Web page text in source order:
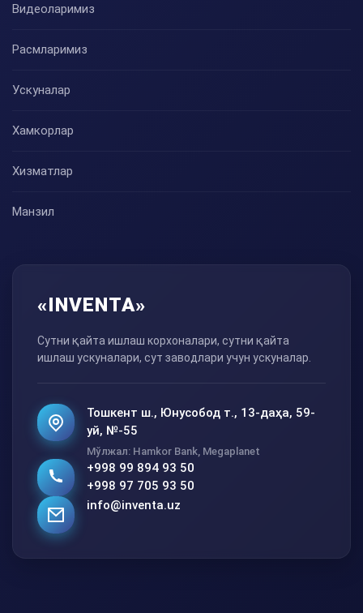
Видеоларимиз
Расмларимиз
Ускуналар
Хамкорлар
Хизматлар
Манзил
«INVENTA»
Сутни қайта ишлаш корхоналари, сутни қайта
ишлаш ускуналари, сут заводлари учун ускуналар.
Тошкент ш., Юнусобод т., 13-даҳа, 59-
уй, №-55
Мўлжал: Hamkor Bank, Megaplanet
+998 99 894 93 50
+998 97 705 93 50
info@inventa.uz